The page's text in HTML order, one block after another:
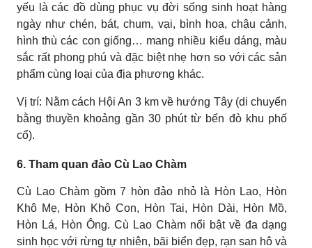
yếu là các đồ dùng phục vụ đời sống sinh hoạt hàng
ngày như chén, bát, chum, vại, bình hoa, chậu cảnh,
hình thù các con giống… mang nhiều kiểu dáng, màu
sắc rất phong phú và đặc biệt nhẹ hơn so với các sản
phẩm cùng loại của địa phương khác.
Vị trí: Nằm cách Hội An 3 km về hướng Tây (di chuyển
bằng thuyền khoảng gần 30 phút từ bến đò khu phố
cổ).
6. Tham quan đảo Cù Lao Chàm
Cù Lao Chàm gồm 7 hòn đảo nhỏ là Hòn Lao, Hòn
Khô Mẹ, Hòn Khô Con, Hòn Tai, Hòn Dài, Hòn Mồ,
Hòn Lá, Hòn Ông. Cù Lao Chàm nổi bật về đa dạng
sinh học với rừng tự nhiên, bãi biển đẹp, rạn san hô và